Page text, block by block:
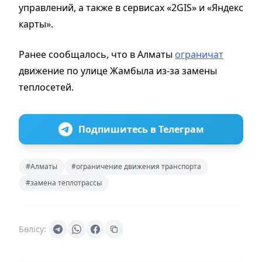
управлений, а также в сервисах «2GIS» и «Яндекс
карты».
Ранее сообщалось, что в Алматы ограничат
движение по улице Жамбыла из-за замены
теплосетей.
Подпишитесь в Телеграм
#Алматы
#ограничение движения транспорта
#замена теплотрассы
Бөлісу: